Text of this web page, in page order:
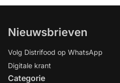
Nieuwsbrieven
Volg Distrifood op WhatsApp
Digitale krant
Categorie